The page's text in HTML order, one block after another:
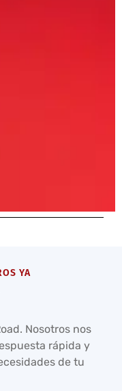
YA
Nosotros nos
rápida y
de tu